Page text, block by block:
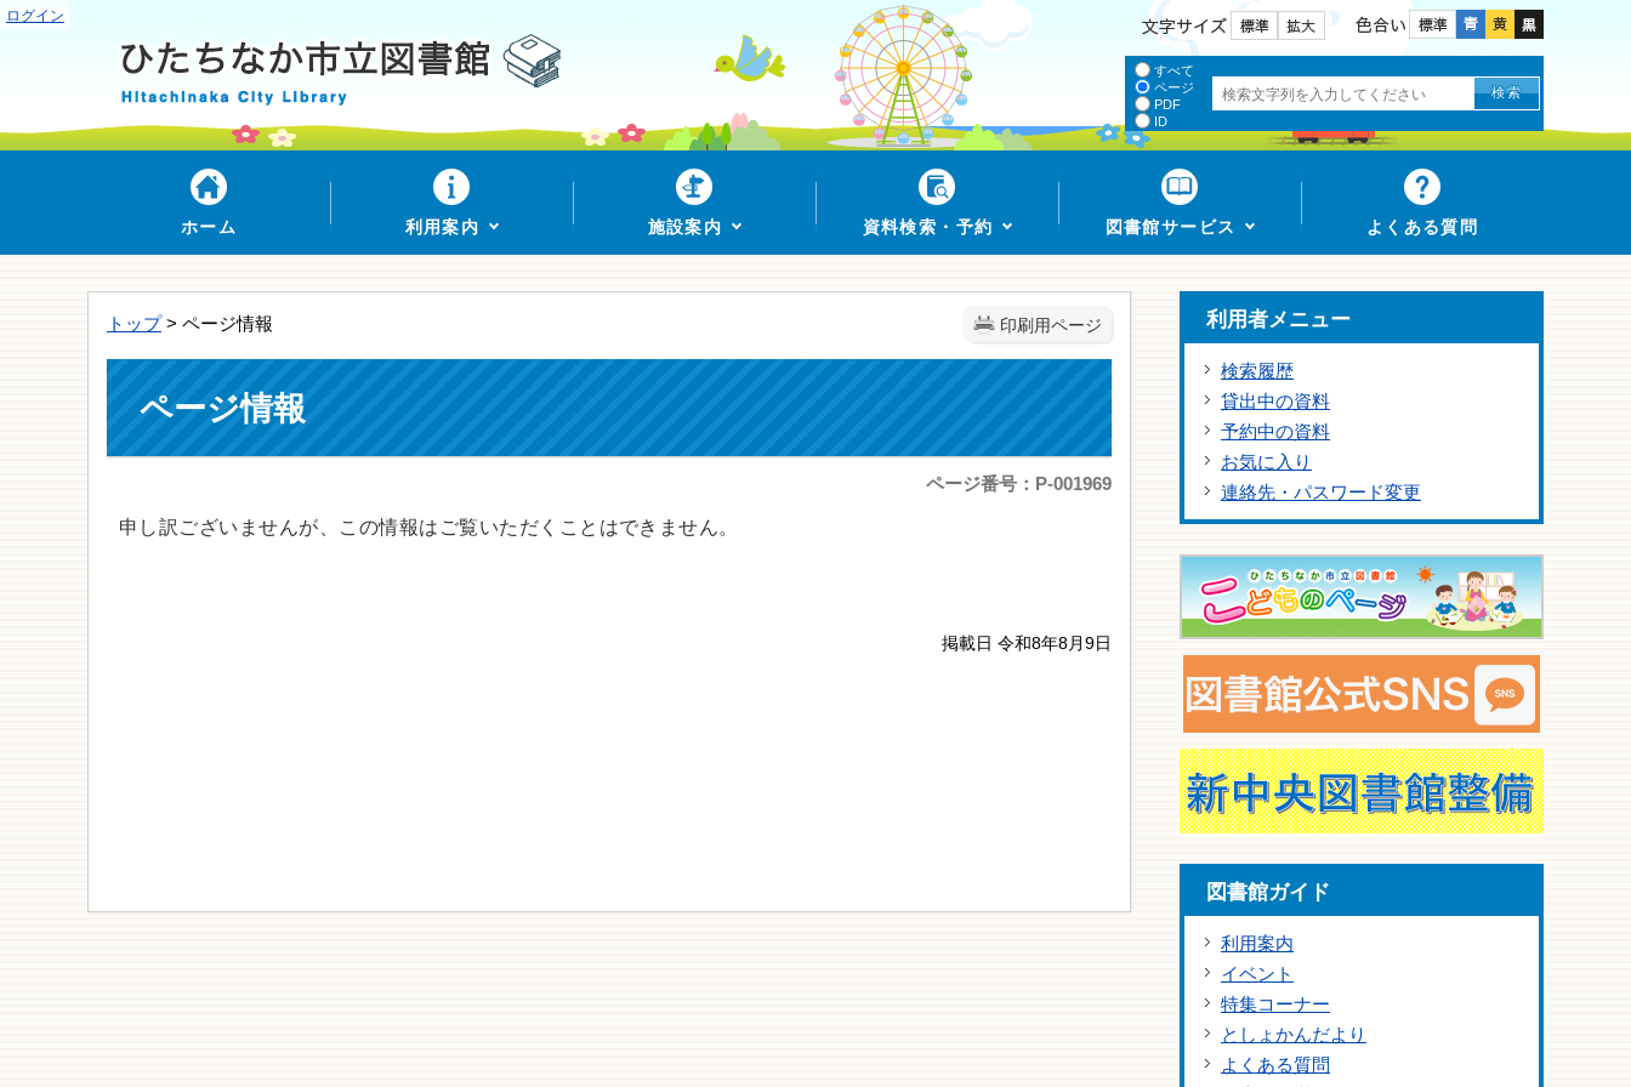
色合い
文字サイズ
ログイン
すべて
ページ
PDF
ID
ホーム 利用案内 施設案内 資料検索・予約 図書館サービス よくある質問
印刷用ページ
トップ> ページ情報
ページ情報
ページ番号：P-001969
申し訳ございませんが、この情報はご覧いただくことはできません。
掲載日 令和8年8月9日
利用者メニュー
検索履歴
貸出中の資料
予約中の資料
お気に入り
連絡先・パスワード変更
図書館ガイド
利用案内
イベント
特集コーナー
としょかんだより
よくある質問